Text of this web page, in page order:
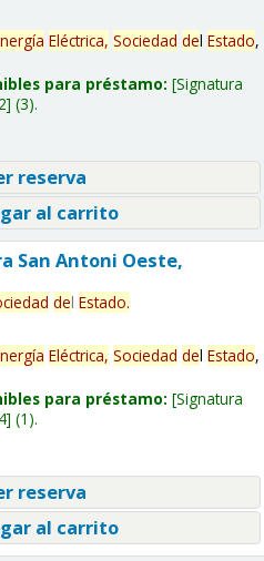
Eléctrica, Sociedad del Estado,
para préstamo: Signatura
(3).
reserva
al carrito
San Antoni Oeste,
del Estado.
Eléctrica, Sociedad del Estado,
para préstamo: Signatura
(1).
reserva
al carrito